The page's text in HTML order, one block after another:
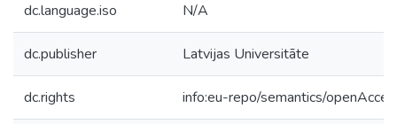
dc.language.iso N/A
dc.publisher Latvijas Universitāte
dc.rights info:eu-repo/semantics/